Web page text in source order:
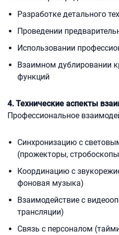
Разработке детального
Проведении
Использовании
Взаимном дублировании
функций
4. Технические аспекты
Профессиональное
Синхронизацию с
(прожекторы,
Координацию с
фоновая музыка)
Взаимодействие с
трансляции)
Связь с персоналом